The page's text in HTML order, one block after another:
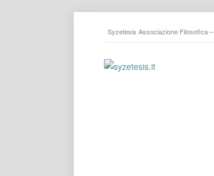
Syzetesis Associazione Filosofica –